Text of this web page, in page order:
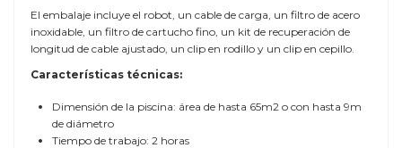
El embalaje incluye el robot, un cable de carga, un filtro de acero
inoxidable, un filtro de cartucho fino, un kit de recuperación de
longitud de cable ajustado, un clip en rodillo y un clip en cepillo.
Características técnicas:
Dimensión de la piscina: área de hasta 65m2 o con hasta 9m
de diámetro
Tiempo de trabajo: 2 horas